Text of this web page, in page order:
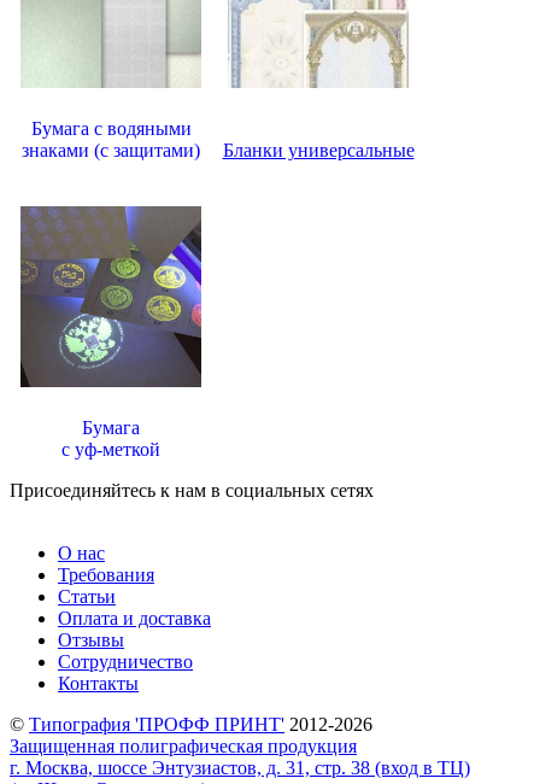
Бумага с водяными
знаками (с защитами)
Бланки универсальные
Бумага
с уф-меткой
Присоединяйтесь к нам в социальных сетях
О нас
Требования
Статьи
Оплата и доставка
Отзывы
Сотрудничество
Контакты
© Типография 'ПРОФФ ПРИНТ' 2012-2026
Защищенная полиграфическая продукция
г. Москва, шоссе Энтузиастов, д. 31, стр. 38 (вход в ТЦ)